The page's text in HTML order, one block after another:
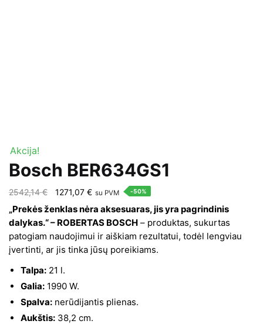
Akcija!
Bosch BER634GS1
2542,14€
Original
price
was:
2542,14 €.
1271,07 €Current
price
is:
1271,07 €.
su PVM -50%
„Prekės ženklas nėra aksesuaras, jis yra pagrindinis
dalykas.“ – ROBERTAS BOSCH – produktas, sukurtas
patogiam naudojimui ir aiškiam rezultatui, todėl lengviau
įvertinti, ar jis tinka jūsų poreikiams.
Talpa: 21 l.
Galia: 1990 W.
Spalva: nerūdijantis plienas.
Aukštis: 38,2 cm.